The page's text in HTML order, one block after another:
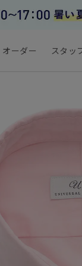
オーダー スタッ